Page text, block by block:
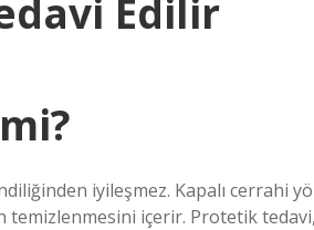
Edilir
iyileşmez. Kapalı cerrahi
içerir. Protetik tedavi,